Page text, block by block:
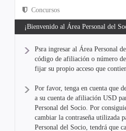
Concursos
¡Bienvenido al Área Personal del
Psra ingresar al Área Personal
código de afiliación o número
fijar su propio acceso que
Por favor, tenga en cuenta que
a su cuenta de afiliación USD
Personal del Socio. Por
cambiar la contraseña utilizada
Personal del Socio, tendrá que